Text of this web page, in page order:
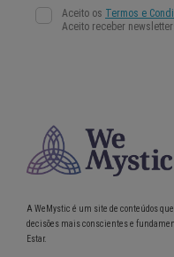
A WeMystic é um site de conteúdos
decisões mais conscientes e
Estar.